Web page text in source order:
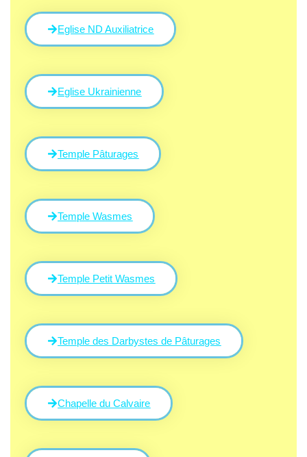
Eglise ND Auxiliatrice
Eglise Ukrainienne
Temple Pâturages
Temple Wasmes
Temple Petit Wasmes
Temple des Darbystes de Pâturages
Chapelle du Calvaire